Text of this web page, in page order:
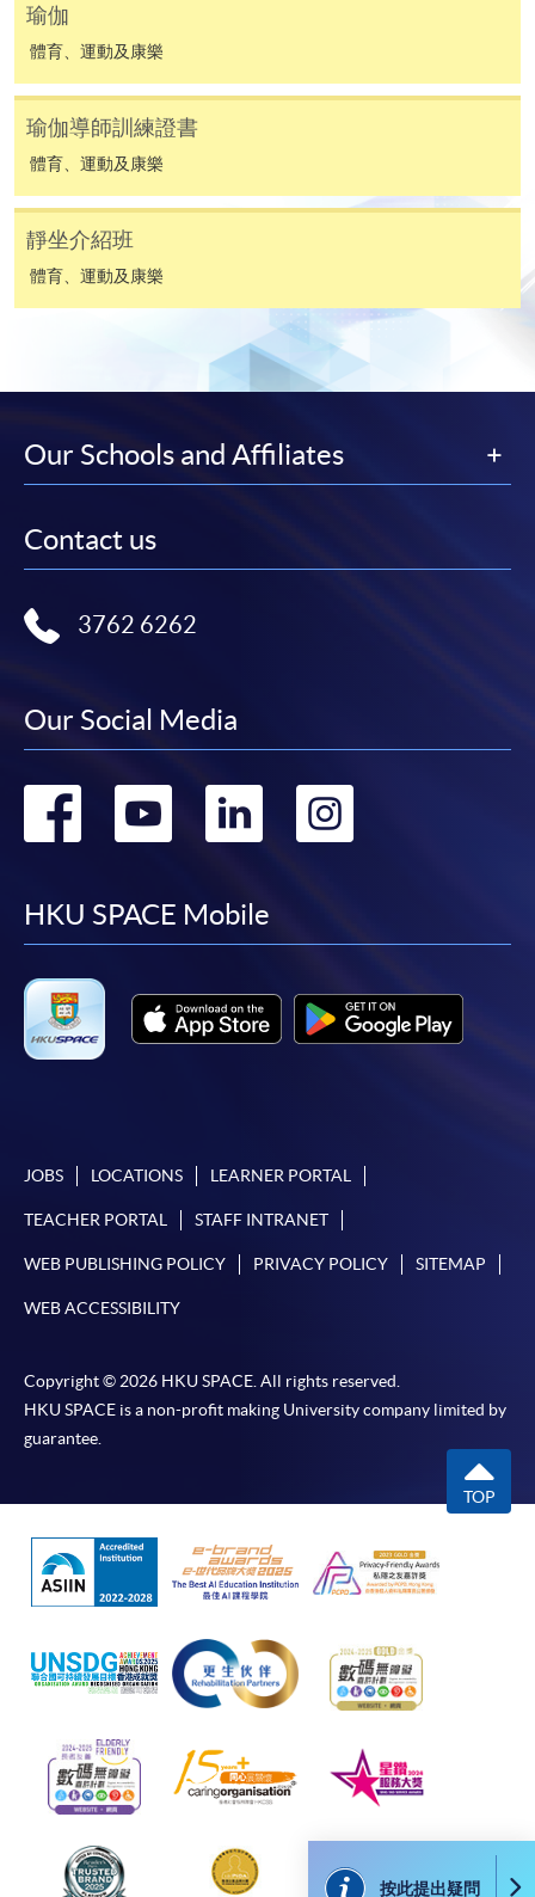
報讀同一學歷頒授課程內其他單元
​學院為學歷頒授課程特設「註冊及學費通知」，適
課程負責人會為學員送上「註冊及學費通知」
(「通知」)，請填妥有關「通知」，並親往報名中
心或以郵遞方式，遞交「通知」及繳交所需費用。
有關繳費詳情，請參閱 付款方法
。如對報名程序有任
何疑問，請詳閱個別課程資料，或聯絡有關課程負責
課程/科目報名注意事項:
選用網上報名服務必須在已接駁互聯網及支援
JavaScript程式瀏覽器的電腦上進行。建議選用
申請人不應閒置申請超過10分鐘。否則，申請人
報讀優惠，請親臨學院的報名中心報名。
統處理上為兩個不同的程序，成功付款並不保證成
功被獲取錄。任何不成功的申請，課程組職員將儘
程/科目只可提交一次申請。
確認。另外，確認電子郵件亦會發送到 閣下的電
子郵件帳戶。請保留確定回條作日後查詢用途。
除特殊情況(例如課程因報名人數不足而被取消)及
請者是否獲取錄。落選的申請人將獲退還已繳交的
學費。
卻不能為這些資訊作出任何明確或隱含的保證。本學院尤其不
會保證下列各項：資訊並無侵犯版權，資訊可安全使用、資訊
本學院（包括其僱員及附屬機構）對你在網上付款而由下列原
因所導致的任何損失，一概不負責；上述原因包括：（1）由
付款銀行或獨立商戶因為付款的網關在處理付款的信用卡、付
款卡、智能卡或其他付款的設施時出現任何信息或資訊傳送的
失誤、延誤、中斷、中止、或限制（2）從付款的網關傳送而
（3）付款的網關在完成網上付款時出現的故障、失靈、或失
誤；（4）任何由付款的網關引起或與付款的網關相關的原
因，包括未獲授權進入、資料傳送的改動、任何非法行為等。
以上中文本純作參考之用，如內容與英文版本有任何歧義，一
瑜伽
體育、運動及康樂
瑜伽導師訓練證書
體育、運動及康樂
靜坐介紹班
體育、運動及康樂
按此提出疑問 折
Our Schools and Affiliates
Contact us
3762 6262
Our Social Media
Go
facebook
Go
youtube
Go
linkedin
HKU SPACE Mobile
JOBS LOCATIONS LEARNER PORTAL
TEACHER PORTAL STAFF INTRANET
WEB PUBLISHING POLICY PRIVACY POLICY SITEMAP
WEB ACCESSIBILITY
Copyright © 2026 HKU SPACE. All rights reserved.
HKU SPACE is a non-profit making University company limited by
guarantee.
TOP